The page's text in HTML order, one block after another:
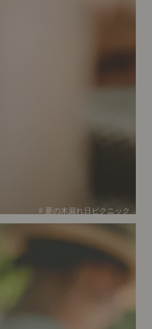
# 夏の木漏れ日ピクニック